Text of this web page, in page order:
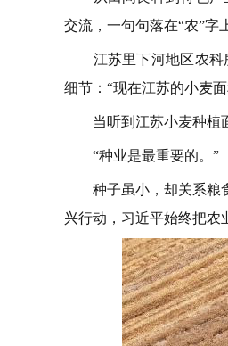
交流，一句句落在“农”字
江苏里下河地区农科所
细节：“现在江苏的小麦
当听到江苏小麦种植
“种业是最重要的。”
种子虽小，却关系粮食
兴行动，习近平始终把农